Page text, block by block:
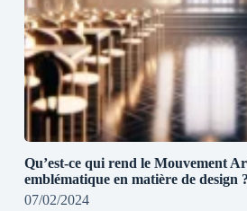
Qu’est-ce qui rend le Mouvement
emblématique en matière de design ?
07/02/2024